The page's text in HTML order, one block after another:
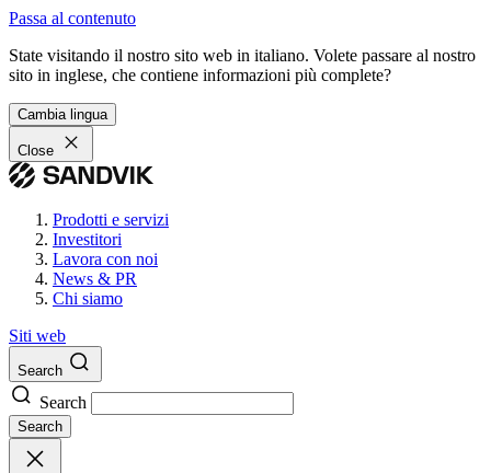
Passa al contenuto
State visitando il nostro sito web in italiano. Volete passare al nostro
sito in inglese, che contiene informazioni più complete?
Cambia lingua
Close
Prodotti e servizi
Investitori
Lavora con noi
News & PR
Chi siamo
Siti web
Search
Search
Search